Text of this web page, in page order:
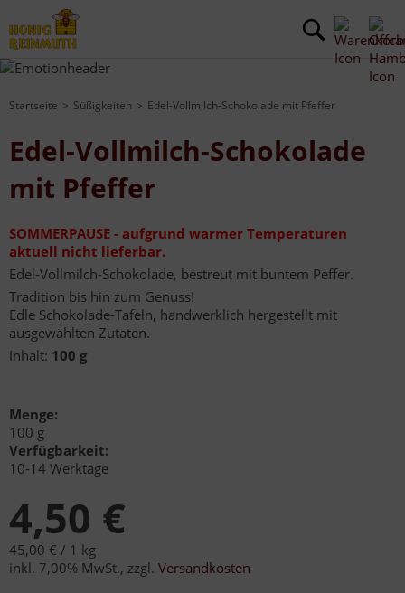
Startseite Süßigkeiten Edel-Vollmilch-Schokolade mit Pfeffer
Edel-Vollmilch-Schokolade
mit Pfeffer
SOMMERPAUSE - aufgrund warmer Temperaturen
aktuell nicht lieferbar.
Edel-Vollmilch-Schokolade, bestreut mit buntem Peffer.
Tradition bis hin zum Genuss!
Edle Schokolade-Tafeln, handwerklich hergestellt mit
ausgewählten Zutaten.
Inhalt: 100 g
Menge:
100 g
Verfügbarkeit:
10-14 Werktage
4,50 €
45,00 € / 1 kg
inkl. 7,00% MwSt., zzgl. Versandkosten